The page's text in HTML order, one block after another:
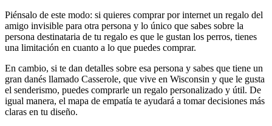
Piénsalo de este modo: si quieres comprar por internet un regalo del
amigo invisible para otra persona y lo único que sabes sobre la
persona destinataria de tu regalo es que le gustan los perros, tienes
una limitación en cuanto a lo que puedes comprar.
En cambio, si te dan detalles sobre esa persona y sabes que tiene un
gran danés llamado Casserole, que vive en Wisconsin y que le gusta
el senderismo, puedes comprarle un regalo personalizado y útil. De
igual manera, el mapa de empatía te ayudará a tomar decisiones más
claras en tu diseño.